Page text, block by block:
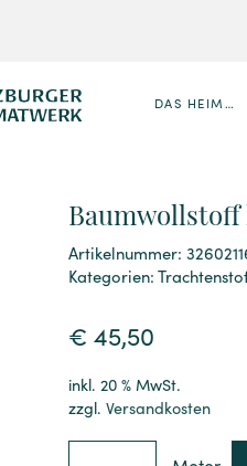
DAS HEIMATWERK
Artikelnummer:
Kategorien:
€ 45,50
inkl. 20 % MwSt.
zzgl.Versandkosten